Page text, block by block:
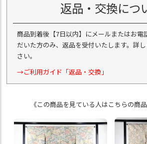
返品・交換につ
商品到着後【7日以内】にメールまたはお電
だいた方のみ、返品を受付いたします。詳
さい。
→ご利用ガイド「返品・交換」
《この商品を見ている人はこちらの商